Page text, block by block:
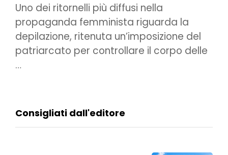
Uno dei ritornelli più diffusi nella
propaganda femminista riguarda la
depilazione, ritenuta un’imposizione del
patriarcato per controllare il corpo delle
…
Consigliati dall'editore